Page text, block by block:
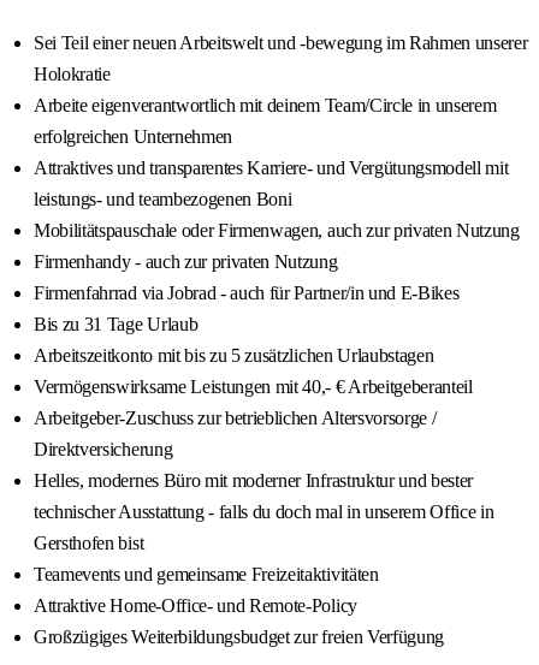
Sei Teil einer neuen Arbeitswelt und -bewegung im Rahmen unserer
Holokratie
Arbeite eigenverantwortlich mit deinem Team/Circle in unserem
erfolgreichen Unternehmen
Attraktives und transparentes Karriere- und Vergütungsmodell mit
leistungs- und teambezogenen Boni
Mobilitätspauschale oder Firmenwagen, auch zur privaten Nutzung
Firmenhandy - auch zur privaten Nutzung
Firmenfahrrad via Jobrad - auch für Partner/in und E-Bikes
Bis zu 31 Tage Urlaub
Arbeitszeitkonto mit bis zu 5 zusätzlichen Urlaubstagen
Vermögenswirksame Leistungen mit 40,- € Arbeitgeberanteil
Arbeitgeber‑Zuschuss zur betrieblichen Altersvorsorge /
Direktversicherung
Helles, modernes Büro mit moderner Infrastruktur und bester
technischer Ausstattung - falls du doch mal in unserem Office in
Gersthofen bist
Teamevents und gemeinsame Freizeitaktivitäten
Attraktive Home‑Office‑ und Remote‑Policy
Großzügiges Weiterbildungsbudget zur freien Verfügung